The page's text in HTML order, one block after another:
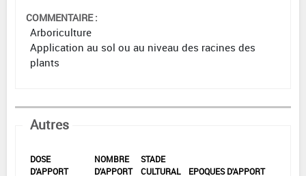
COMMENTAIRE :
Arboriculture
Application au sol ou au niveau des racines des
plants
Autres
DOSE
D'APPORT
NOMBRE
D'APPORT
STADE
CULTURAL
EPOQUES D'APPORT